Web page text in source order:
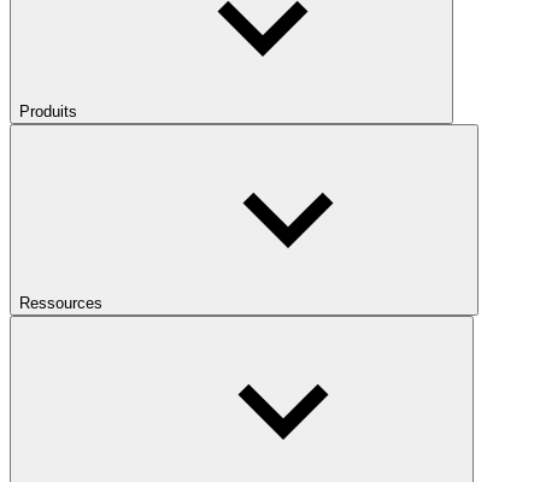
Produits
Ressources